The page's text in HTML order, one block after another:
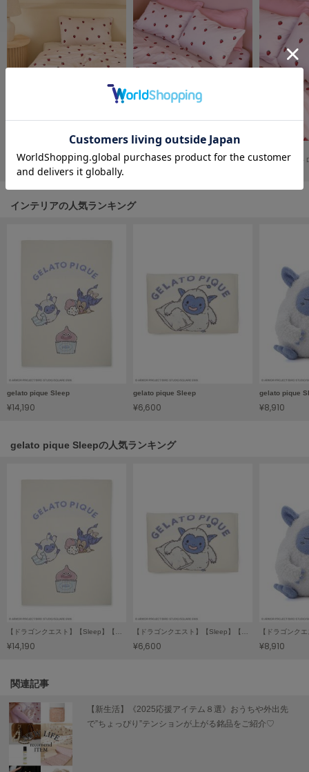
ファーファー
GELATO PIQUE CAT&DOG
ジェラート ピケ キャットアンドドッグ
gelato pique Sleep
GRAMICCI
Henon.
HUNTER
ハンター
HOKA ONEONE
le coq sportif
ルコックスポルティフ
レスポートサック
LILY BROWN
リリーブラウン
リリーブラウンランジェリー
LITTLE UNION TOKYO
リトルユニオン トウキョウ
【Sleep】ストロベリー柄2点セット（シングル）
¥7,920
¥11,880
インテリアの人気ランキング
gelato pique Sleep
¥14,190
gelato pique Sleep
¥6,600
gelato pique
¥8,910
gelato pique Sleepの人気ランキング
【ドラゴンクエスト】【Sleep】【販路限定】ジャガードマルチカバー
¥14,190
【ドラゴンクエスト】【Sleep】【販路限定】ジャガードピローケース
¥6,600 ¥8,910
関連記事
【新生活】《2025応援アイテム８選》おうちや外出先
で”ちょっぴり”テンションが上がる銘品をご紹介♡